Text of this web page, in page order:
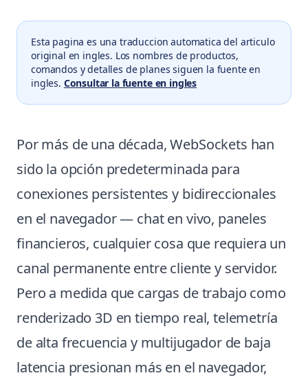
Esta pagina es una traduccion automatica del articulo
original en ingles. Los nombres de productos,
comandos y detalles de planes siguen la fuente en
ingles. Consultar la fuente en ingles
Por más de una década, WebSockets han
sido la opción predeterminada para
conexiones persistentes y bidireccionales
en el navegador — chat en vivo, paneles
financieros, cualquier cosa que requiera un
canal permanente entre cliente y servidor.
Pero a medida que cargas de trabajo como
renderizado 3D en tiempo real, telemetría
de alta frecuencia y multijugador de baja
latencia presionan más en el navegador,